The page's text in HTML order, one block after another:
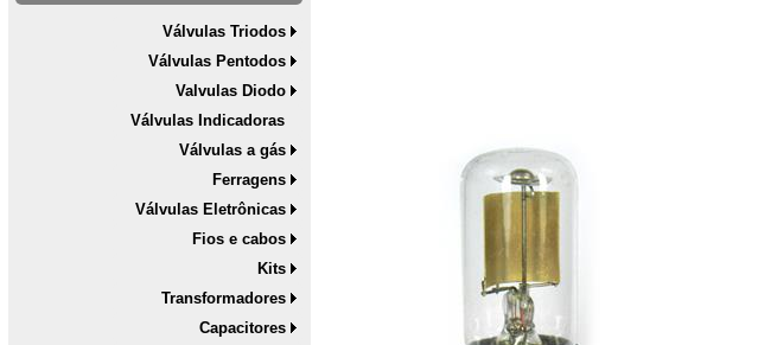
Válvulas Triodos
Válvulas Pentodos
Valvulas Diodo
Válvulas Indicadoras
Válvulas a gás
Ferragens
Válvulas Eletrônicas
Fios e cabos
Kits
Transformadores
Capacitores